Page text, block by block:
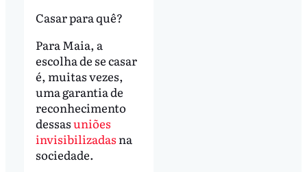
Casar para quê?
Para Maia, a
escolha de se casar
é, muitas vezes,
uma garantia de
reconhecimento
dessasuniões
invisibilizadas na
sociedade.